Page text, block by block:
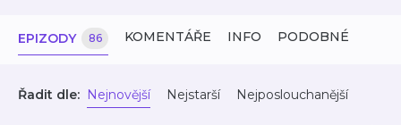
EPIZODY 86 KOMENTÁŘE INFO PODOBNÉ
Řadit dle: Nejnovější Nejstarší Nejposlouchanější